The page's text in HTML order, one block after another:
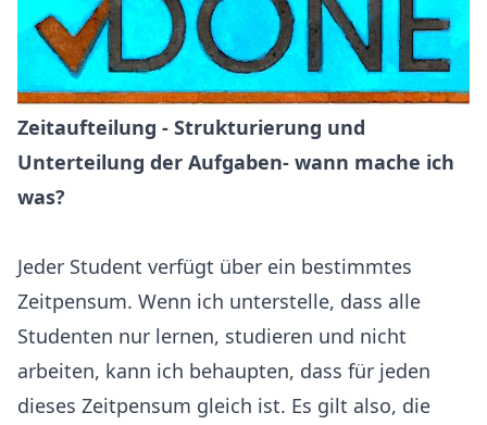
Zeitaufteilung - Strukturierung und
Unterteilung der Aufgaben- wann mache ich
was?
Jeder Student verfügt über ein bestimmtes
Zeitpensum. Wenn ich unterstelle, dass alle
Studenten nur lernen, studieren und nicht
arbeiten, kann ich behaupten, dass für jeden
dieses Zeitpensum gleich ist. Es gilt also, die